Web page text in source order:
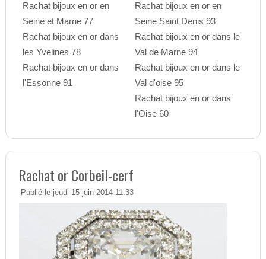
Rachat bijoux en or en
Seine et Marne 77
Rachat bijoux en or dans
les Yvelines 78
Rachat bijoux en or dans
l'Essonne 91
Rachat bijoux en or en
Seine Saint Denis 93
Rachat bijoux en or dans le
Val de Marne 94
Rachat bijoux en or dans le
Val d'oise 95
Rachat bijoux en or dans
l'Oise 60
Rachat or Corbeil-cerf
Publié le jeudi 15 juin 2014 11:33